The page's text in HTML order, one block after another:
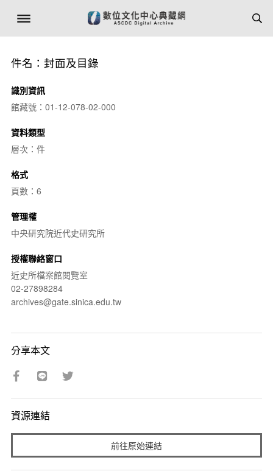
件名：封面及目錄
識別資訊
館藏號：01-12-078-02-000
資料類型
層次：件
格式
頁數：6
管理權
中央研究院近代史研究所
授權聯絡窗口
近史所檔案館閱覽室
02-27898284
archives@gate.sinica.edu.tw
分享本文
資源連結
前往原始連結